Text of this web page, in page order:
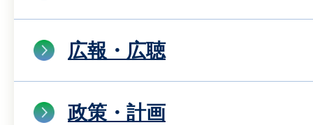
広報・広聴
政策・計画